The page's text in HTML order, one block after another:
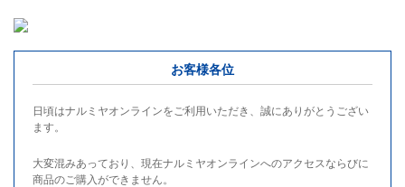
お客様各位
日頃はナルミヤオンラインをご利用いただき、誠にありがとうござい
ます。
大変混みあっており、現在ナルミヤオンラインへのアクセスならびに
商品のご購入ができません。